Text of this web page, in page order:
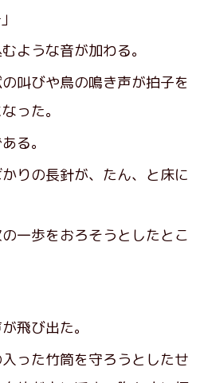
ような音が加わる。
叫びや鳥の鳴き声が拍子を
った。
る。
りの長針が、たん、と床に
一歩をおろそうとしたとこ
飛び出た。
った竹筒を守ろうとしたせ